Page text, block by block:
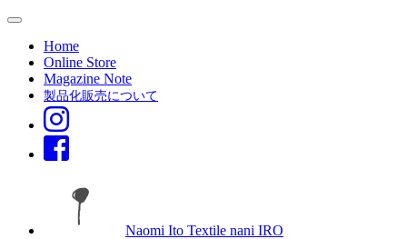
Home
Online Store
Magazine Note
製品化販売について
Naomi Ito Textile nani IRO